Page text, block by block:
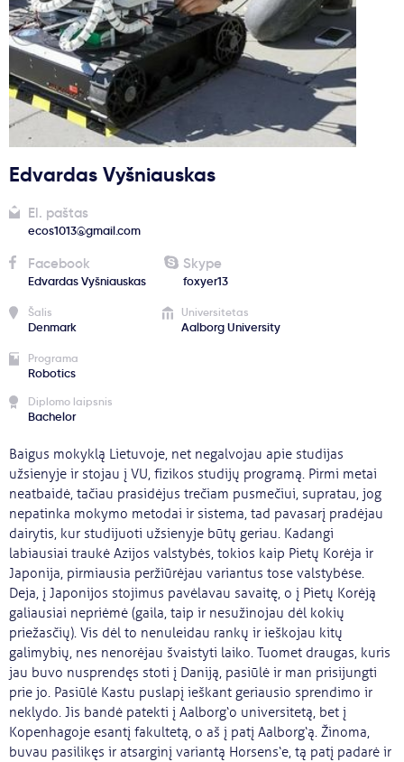
Svarbu
Paslaugos
Kodėl Kastu?
Naujienos
Edvardas Vyšniauskas
El. paštas
ecos1013@gmail.com
Facebook
Edvardas Vyšniauskas
Skype
foxyer13
Šalis
Denmark
Universitetas
Aalborg University
Programa
Robotics
Diplomo laipsnis
Bachelor
Baigus mokyklą Lietuvoje, net negalvojau apie studijas
užsienyje ir stojau į VU, fizikos studijų programą. Pirmi metai
neatbaidė, tačiau prasidėjus trečiam pusmečiui, supratau, jog
nepatinka mokymo metodai ir sistema, tad pavasarį pradėjau
dairytis, kur studijuoti užsienyje būtų geriau. Kadangi
labiausiai traukė Azijos valstybės, tokios kaip Pietų Korėja ir
Japonija, pirmiausia peržiūrėjau variantus tose valstybėse.
Deja, į Japonijos stojimus pavėlavau savaitę, o į Pietų Korėją
galiausiai nepriėmė (gaila, taip ir nesužinojau dėl kokių
priežasčių). Vis dėl to nenuleidau rankų ir ieškojau kitų
galimybių, nes nenorėjau švaistyti laiko. Tuomet draugas, kuris
jau buvo nusprendęs stoti į Daniją, pasiūlė ir man prisijungti
prie jo. Pasiūlė Kastu puslapį ieškant geriausio sprendimo ir
neklydo. Jis bandė patekti į Aalborg‘o universitetą, bet į
Kopenhagoje esantį fakultetą, o aš į patį Aalborg‘ą. Žinoma,
buvau pasilikęs ir atsarginį variantą Horsens‘e, tą patį padarė ir